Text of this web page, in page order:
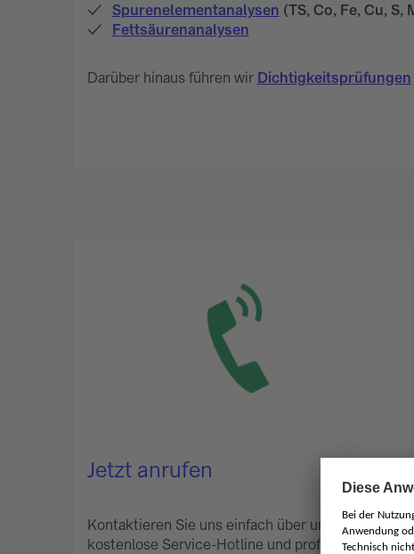
Spurenelementanalysen (TS, Co, Fe, Cu, S,
Fettsäurenanalysen
Darüber hinaus führen wir Dichtigkeitsprüfungen
Jetzt anrufen
Kontaktieren Sie uns einfach über unsere
kostenlose Service-Hotline und profitieren Sie